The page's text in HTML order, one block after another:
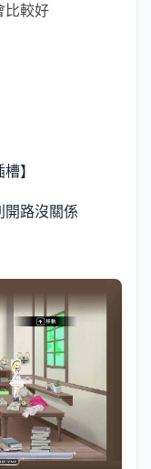
比較好
】
開路沒關係